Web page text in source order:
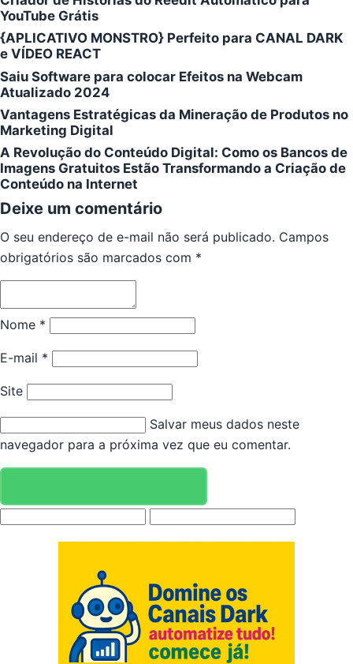
YouTube Grátis
{APLICATIVO MONSTRO} Perfeito para CANAL DARK
e VÍDEO REACT
Saiu Software para colocar Efeitos na Webcam
Atualizado 2024
Vantagens Estratégicas da Mineração de Produtos no
Marketing Digital
A Revolução do Conteúdo Digital: Como os Bancos de
Imagens Gratuitos Estão Transformando a Criação de
Conteúdo na Internet
Deixe um comentário
O seu endereço de e-mail não será publicado. Campos
obrigatórios são marcados com *
Nome *
E-mail *
Site
Salvar meus dados neste
navegador para a próxima vez que eu comentar.